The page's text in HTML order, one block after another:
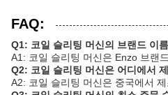
FAQ:
Q1: 코일 슬리팅 머신의 브랜드 이
A1: 코일 슬리팅 머신은 Enzo 브랜
Q2: 코일 슬리팅 머신은 어디에서
A2: 코일 슬리팅 머신은 중국에서 제